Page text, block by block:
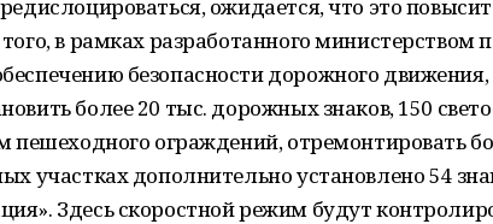
ожидается, что это
в рамках разработанного министерством
безопасности дорожного движения,
более 20 тыс. дорожных знаков, 150
пешеходного ограждений, отремонтировать
участках дополнительно установлено 54
Здесь скоростной режим будут